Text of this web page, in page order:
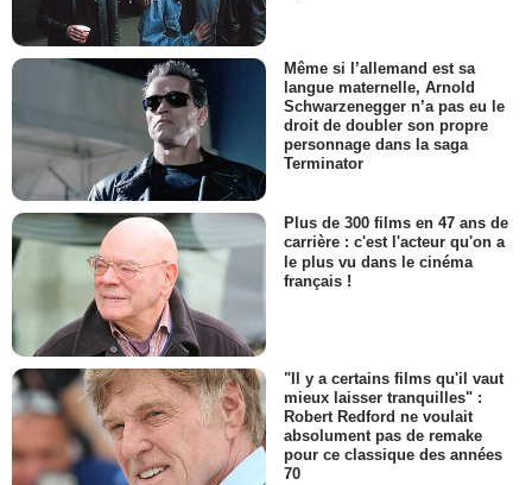
Même si l’allemand est sa
langue maternelle, Arnold
Schwarzenegger n’a pas eu le
droit de doubler son propre
personnage dans la saga
Terminator
Plus de 300 films en 47 ans de
carrière : c'est l'acteur qu'on a
le plus vu dans le cinéma
français !
"Il y a certains films qu'il vaut
mieux laisser tranquilles" :
Robert Redford ne voulait
absolument pas de remake
pour ce classique des années
70